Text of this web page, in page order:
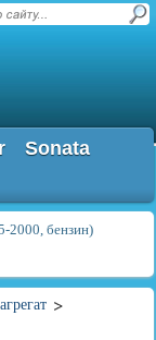
Sonata
2000, бензин)